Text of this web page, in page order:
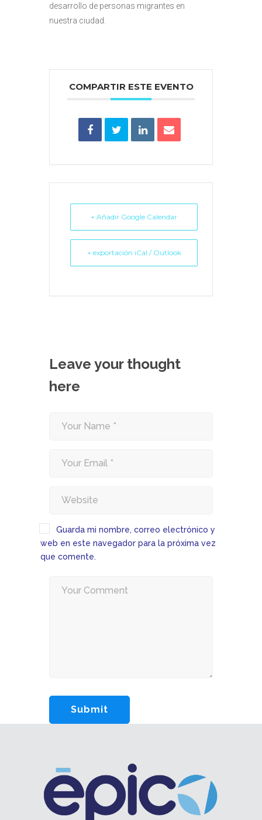
desarrollo de personas migrantes en
nuestra ciudad.
COMPARTIR ESTE EVENTO
+ Añadir Google Calendar
+ exportación iCal / Outlook
Leave your thought
here
Guarda mi nombre, correo electrónico y
web en este navegador para la próxima vez
que comente.